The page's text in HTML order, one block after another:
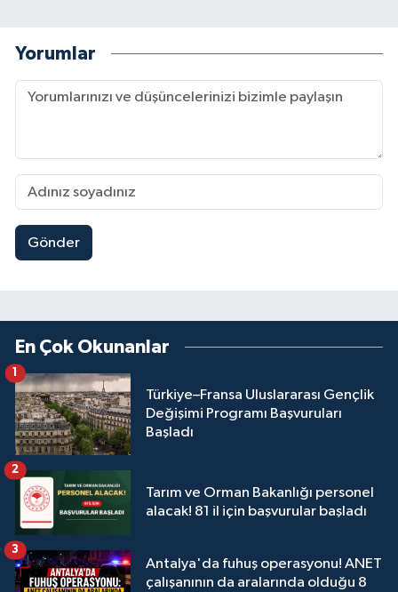
Yorumlar
Gönder
En Çok Okunanlar
Türkiye–Fransa Uluslararası Gençlik
Değişimi Programı Başvuruları
Başladı
1
Tarım ve Orman Bakanlığı personel
alacak! 81 il için başvurular başladı
2
Antalya'da fuhuş operasyonu! ANET
çalışanının da aralarında olduğu 8
3